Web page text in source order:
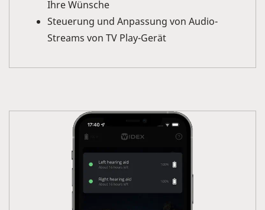
Ihre Wünsche
Steuerung und Anpassung von Audio-
Streams von TV Play-Gerät